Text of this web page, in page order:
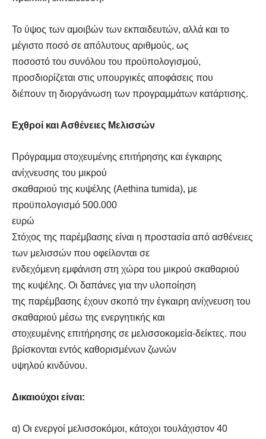
Το ύψος των αμοιβών των εκπαιδευτών, αλλά και το
μέγιστο ποσό σε απόλυτους αριθμούς, ως
ποσοστό του συνόλου του προϋπολογισμού,
προσδιορίζεται στις υπουργικές αποφάσεις που
διέπουν τη διοργάνωση των προγραμμάτων κατάρτισης.
Εχθροί και Ασθένειες Μελισσών
Πρόγραμμα στοχευμένης επιτήρησης και έγκαιρης
ανίχνευσης του μικρού
σκαθαριού της κυψέλης (Aethina tumida), με
προϋπολογισμό 500.000
ευρώ
Στόχος της παρέμβασης είναι η προστασία από ασθένειες
των μελισσών που οφείλονται σε
ενδεχόμενη εμφάνιση στη χώρα του μικρού σκαθαριού
της κυψέλης. Οι δαπάνες για την υλοποίηση
της παρέμβασης έχουν σκοπό την έγκαιρη ανίχνευση του
σκαθαριού μέσω της ενεργητικής και
στοχευμένης επιτήρησης σε μελισσοκομεία-δείκτες. που
βρίσκονται εντός καθορισμένων ζωνών
υψηλού κινδύνου.
Δικαιούχοι είναι:
α) Οι ενεργοί μελισσοκόμοι, κάτοχοι τουλάχιστον 40